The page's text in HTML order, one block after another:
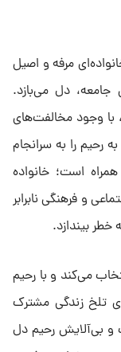
مرفه و اصیل
دل می‌بازد.
وجود مخالفت‌های
را به سرانجام
است؛ خانواده
و فرهنگی نابرابر
بیندازد.
می‌کند و با رحیم
تلخ زندگی مشترک
و بی‌آلایش رحیم دل